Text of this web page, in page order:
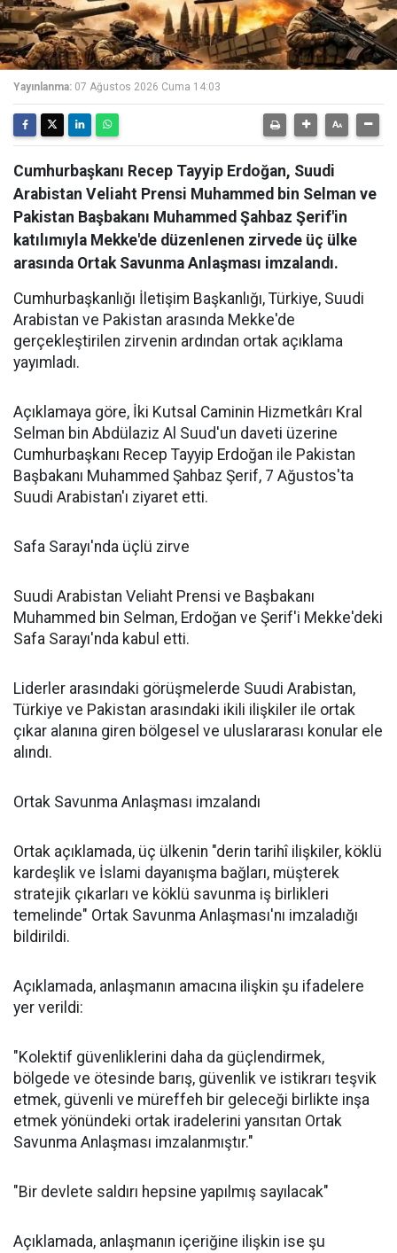
Yayınlanma: 07 Ağustos 2026 Cuma 14:03
Cumhurbaşkanı Recep Tayyip Erdoğan, Suudi
Arabistan Veliaht Prensi Muhammed bin Selman ve
Pakistan Başbakanı Muhammed Şahbaz Şerif'in
katılımıyla Mekke'de düzenlenen zirvede üç ülke
arasında Ortak Savunma Anlaşması imzalandı.
Cumhurbaşkanlığı İletişim Başkanlığı, Türkiye, Suudi
Arabistan ve Pakistan arasında Mekke'de
gerçekleştirilen zirvenin ardından ortak açıklama
yayımladı.
Açıklamaya göre, İki Kutsal Caminin Hizmetkârı Kral
Selman bin Abdülaziz Al Suud'un daveti üzerine
Cumhurbaşkanı Recep Tayyip Erdoğan ile Pakistan
Başbakanı Muhammed Şahbaz Şerif, 7 Ağustos'ta
Suudi Arabistan'ı ziyaret etti.
Safa Sarayı'nda üçlü zirve
Suudi Arabistan Veliaht Prensi ve Başbakanı
Muhammed bin Selman, Erdoğan ve Şerif'i Mekke'deki
Safa Sarayı'nda kabul etti.
Liderler arasındaki görüşmelerde Suudi Arabistan,
Türkiye ve Pakistan arasındaki ikili ilişkiler ile ortak
çıkar alanına giren bölgesel ve uluslararası konular ele
alındı.
Ortak Savunma Anlaşması imzalandı
Ortak açıklamada, üç ülkenin "derin tarihî ilişkiler, köklü
kardeşlik ve İslami dayanışma bağları, müşterek
stratejik çıkarları ve köklü savunma iş birlikleri
temelinde" Ortak Savunma Anlaşması'nı imzaladığı
bildirildi.
Açıklamada, anlaşmanın amacına ilişkin şu ifadelere
yer verildi:
"Kolektif güvenliklerini daha da güçlendirmek,
bölgede ve ötesinde barış, güvenlik ve istikrarı teşvik
etmek, güvenli ve müreffeh bir geleceği birlikte inşa
etmek yönündeki ortak iradelerini yansıtan Ortak
Savunma Anlaşması imzalanmıştır."
"Bir devlete saldırı hepsine yapılmış sayılacak"
Açıklamada, anlaşmanın içeriğine ilişkin ise şu